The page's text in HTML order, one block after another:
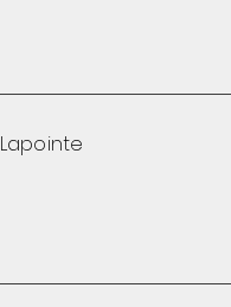
Lapointe